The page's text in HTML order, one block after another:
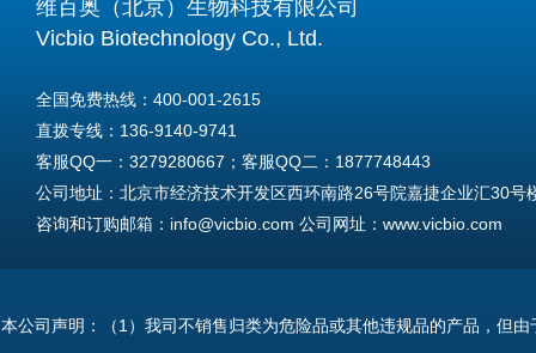
维百奥（北京）生物科技有限公司
Vicbio Biotechnology Co., Ltd.
全国免费热线：400-001-2615
直拨专线：136-9140-9741
客服QQ一：3279280667；客服QQ二：1877748443
公司地址：北京市经济技术开发区西环南路26号院嘉捷企业汇30号
咨询和订购邮箱：info@vicbio.com 公司网址：www.vicbio.com
Tel: +86-13691409741
本公司声明：（1）我司不销售归类为危险品或其他违规品的产品，但